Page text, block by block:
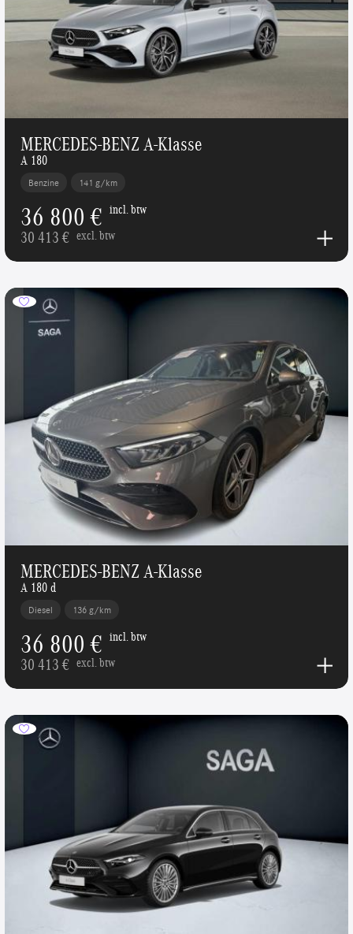
MERCEDES-BENZ A-Klasse
A 180
Benzine 141 g/km
36 800 € incl. btw
30 413 € excl. btw
MERCEDES-BENZ A-Klasse
A 180 d
Diesel 136 g/km
36 800 € incl. btw
30 413 € excl. btw